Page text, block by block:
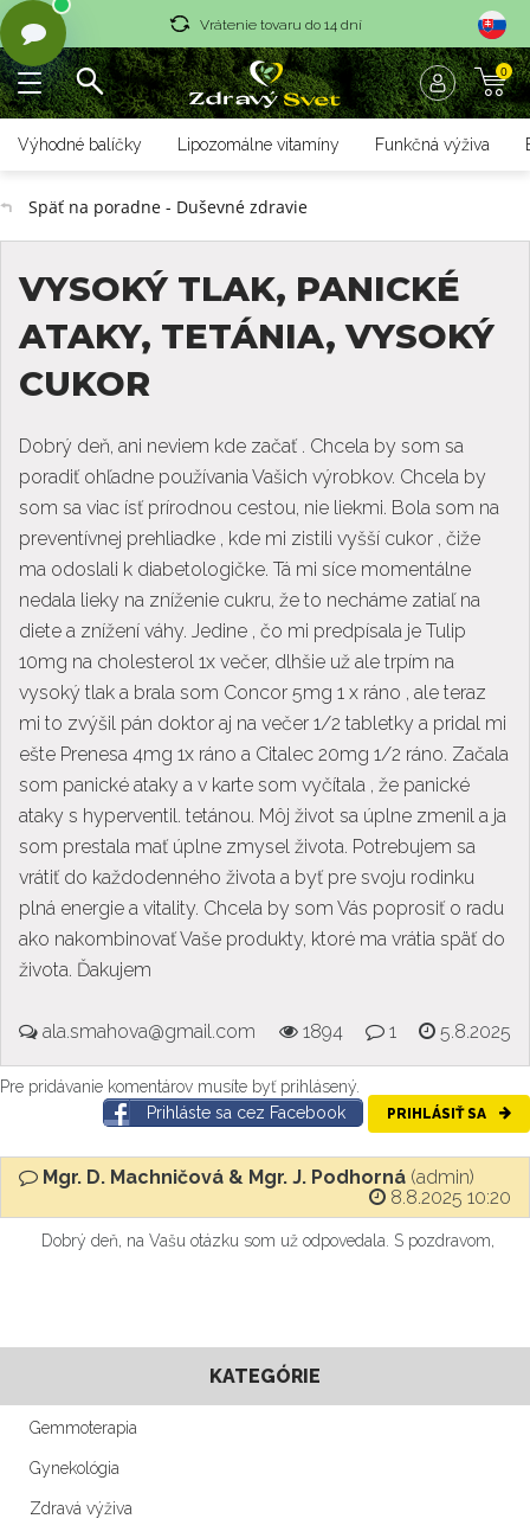
Vrátenie tovaru do 14 dní
Rýchle dodanie <36 hod 0
Výhodné balíčky Lipozomálne vitamíny Funkčná výživa
Späť na poradne - Duševné zdravie
VYSOKÝ TLAK, PANICKÉ
ATAKY, TETÁNIA, VYSOKÝ
CUKOR
Dobrý deň, ani neviem kde začať . Chcela by som sa
poradiť ohľadne používania Vašich výrobkov. Chcela by
som sa viac ísť prírodnou cestou, nie liekmi. Bola som na
preventívnej prehliadke , kde mi zistili vyšší cukor , čiže
ma odoslali k diabetologičke. Tá mi síce momentálne
nedala lieky na zníženie cukru, že to necháme zatiaľ na
diete a znížení váhy. Jedine , čo mi predpísala je Tulip
10mg na cholesterol 1x večer, dlhšie už ale trpím na
vysoký tlak a brala som Concor 5mg 1 x ráno , ale teraz
mi to zvýšil pán doktor aj na večer 1/2 tabletky a pridal mi
ešte Prenesa 4mg 1x ráno a Citalec 20mg 1/2 ráno. Začala
som panické ataky a v karte som vyčítala , že panické
ataky s hyperventil. tetánou. Môj život sa úplne zmenil a ja
som prestala mať úplne zmysel života. Potrebujem sa
vrátiť do každodenného života a byť pre svoju rodinku
plná energie a vitality. Chcela by som Vás poprosiť o radu
ako nakombinovať Vaše produkty, ktoré ma vrátia späť do
života. Ďakujem
ala.smahova@gmail.com 1894 1 5.8.2025
Pre pridávanie komentárov musíte byť prihlásený.
Prihláste sa cez Facebook
PRIHLÁSIŤ SA
Mgr. D. Machničová & Mgr. J. Podhorná (admin)
8.8.2025 10:20
Dobrý deň, na Vašu otázku som už odpovedala. S pozdravom,
KATEGÓRIE
Gemmoterapia
Gynekológia
Zdravá výživa